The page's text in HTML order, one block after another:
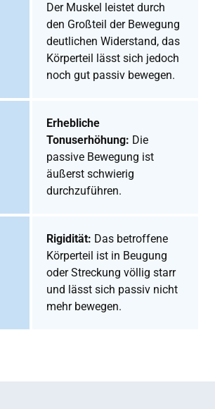
Der Muskel leistet durch
den Großteil der Bewegung
deutlichen Widerstand, das
Körperteil lässt sich jedoch
noch gut passiv bewegen.
Erhebliche
Tonuserhöhung: Die
passive Bewegung ist
äußerst schwierig
durchzuführen.
Rigidität: Das betroffene
Körperteil ist in Beugung
oder Streckung völlig starr
und lässt sich passiv nicht
mehr bewegen.